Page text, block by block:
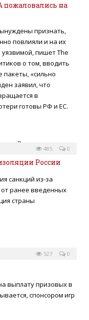
пожаловались на
признать,
повлияли и на их
пишет The
о том, вводить
«сильно
заявил, что
в
готовы РФ и ЕС.
0
485
России
санкций из-за
ранее введенных
страны
0
527
выплату призовых в
спонсором игр